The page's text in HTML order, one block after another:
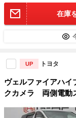
在庫
UP トヨタ
ヴェルファイアハ
クカメラ 両側電動
ート オットマン
ＥＴＣ 純正１６